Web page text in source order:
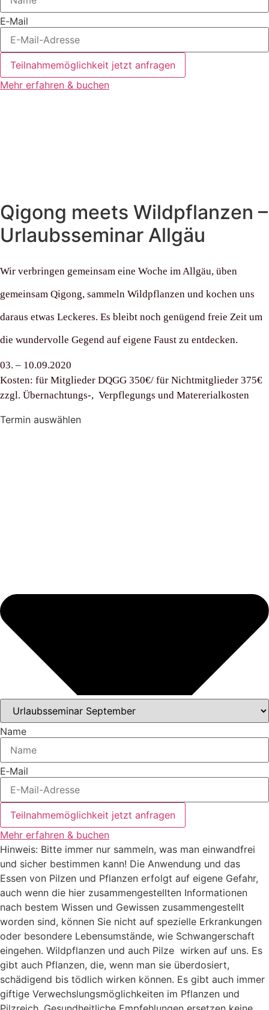
E‑Mail
Teilnahmemöglichkeit jetzt anfragen
Mehr erfah­ren & buchen
Qigong meets Wildpflanzen –
Urlaubsseminar Allgäu
Wir verbringen gemeinsam eine Woche im Allgäu, üben
gemeinsam Qigong, sammeln Wildpflanzen und kochen uns
daraus etwas Leckeres. Es bleibt noch genügend freie Zeit um
die wundervolle Gegend auf eigene Faust zu entdecken.
03. – 10.09.2020
Kos­ten: für Mit­glie­der DQGG 350€/ für Nicht­mit­glie­der 375€
zzgl. Übernachtungs‑, Ver­pfle­gungs und Matererialkosten
Ter­min auswählen
Name
E‑Mail
Teilnahmemöglichkeit jetzt anfragen
Mehr erfah­ren & buchen
Hinweis: Bitte immer nur sammeln, was man einwandfrei
und sicher bestimmen kann! Die Anwendung und das
Essen von Pilzen und Pflanzen erfolgt auf eigene Gefahr,
auch wenn die hier zusammengestellten Informationen
nach bestem Wissen und Gewissen zusammengestellt
worden sind, können Sie nicht auf spezielle Erkrankungen
oder besondere Lebensumstände, wie Schwangerschaft
eingehen. Wildpflanzen und auch Pilze wirken auf uns. Es
gibt auch Pflanzen, die, wenn man sie überdosiert,
schädigend bis tödlich wirken können. Es gibt auch immer
giftige Verwechslungsmöglichkeiten im Pflanzen und